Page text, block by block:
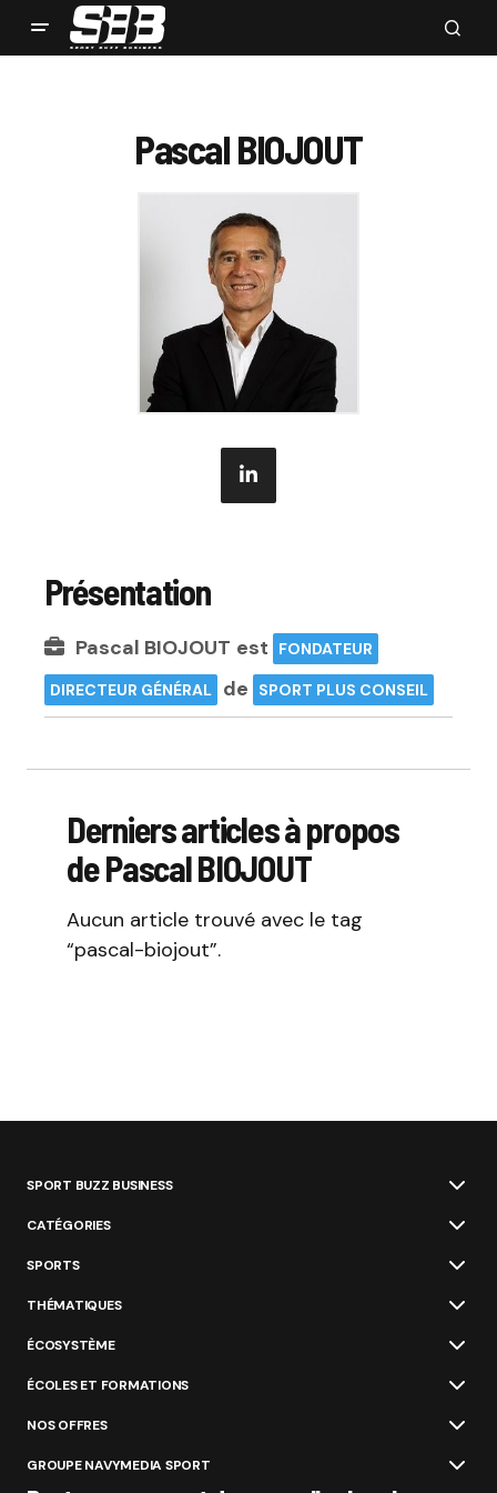
Pascal BIOJOUT
Présentation
Pascal BIOJOUT est FONDATEUR
DIRECTEUR GÉNÉRAL de SPORT PLUS CONSEIL
Derniers articles à propos
de Pascal BIOJOUT
Aucun article trouvé avec le tag
“pascal-biojout”.
SPORT BUZZ BUSINESS
CATÉGORIES
SPORTS
THÉMATIQUES
ÉCOSYSTÈME
ÉCOLES ET FORMATIONS
NOS OFFRES
GROUPE NAVYMEDIA SPORT